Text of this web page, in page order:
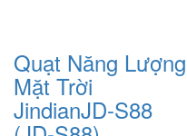
360,000 đ
Ram Kingston 8g/2666 PC- DDR4
650,000 đ
Quạt Năng Lượng
Mặt Trời
JindianJD-S88